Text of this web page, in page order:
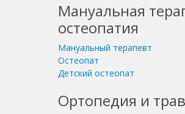
Мануальная
остеопатия
Мануальный терапевт
Остеопат
Детский остеопат
Ортопедия и